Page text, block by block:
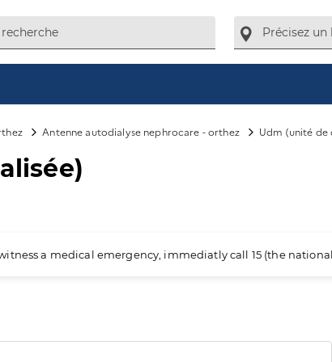
Antenne autodialyse nephrocare - orthez Udm (unité de
a medical emergency, immediatly call 15 (the